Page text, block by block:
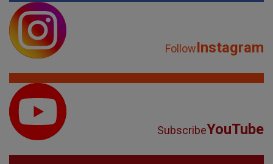
FollowInstagram
SubscribeYouTube